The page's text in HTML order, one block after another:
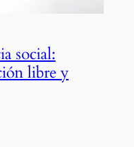
social:
libre y